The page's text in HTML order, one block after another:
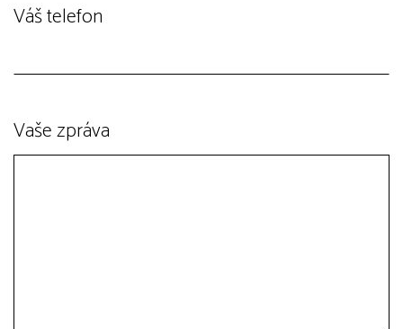
Váš telefon
Vaše zpráva